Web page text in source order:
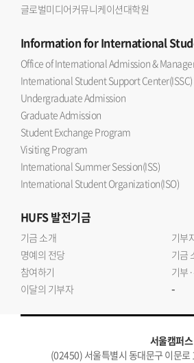
글로벌미디어커뮤니케이션대학원
Informationfor International
Office of International Admission &
International Student Support Center(ISSC)
Undergraduate Admission
Graduate Admission
Student Exchange Program
Visiting Program
International Summer Session(ISS)
International Student Organization(ISO)
HUFS발전기금
기금 소개
기부
명예의 전당
기금
참여하기
기부
이달의 기부자
-
서울캠퍼스
(02450) 서울특별시 동대문구 이문